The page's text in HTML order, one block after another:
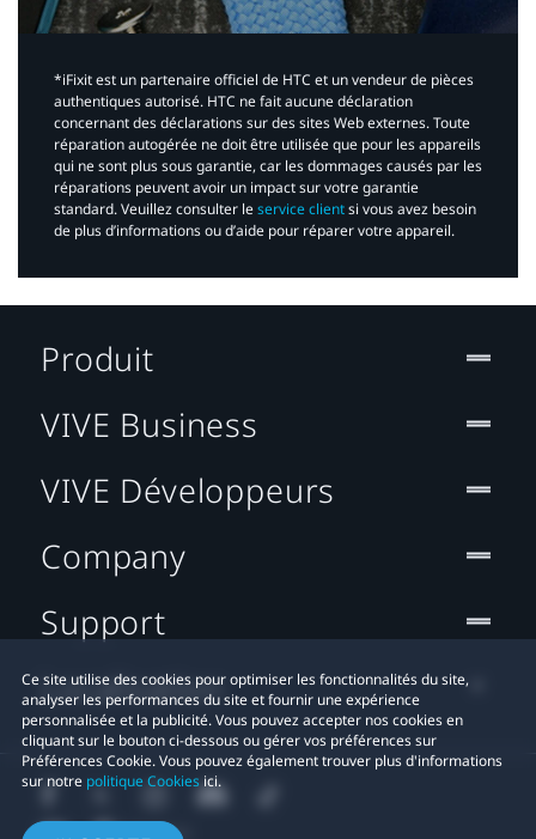
*iFixit est un partenaire officiel de HTC et un vendeur de pièces
authentiques autorisé. HTC ne fait aucune déclaration
concernant des déclarations sur des sites Web externes. Toute
réparation autogérée ne doit être utilisée que pour les appareils
qui ne sont plus sous garantie, car les dommages causés par les
réparations peuvent avoir un impact sur votre garantie
standard. Veuillez consulter leservice clientsi vous avez besoin
de plus d’informations ou d’aide pour réparer votre appareil.​
Ce site utilise des cookies pour optimiser les fonctionnalités du site,
analyser les performances du site et fournir une expérience
personnalisée et la publicité. Vous pouvez accepter nos cookies en
cliquant sur le bouton ci-dessous ou gérer vos préférences sur
Préférences Cookie. Vous pouvez également trouver plus d'informations
sur notre politique Cookiesici.
Produit
VIVE Business
VIVE Développeurs
Company
Support
Localisation